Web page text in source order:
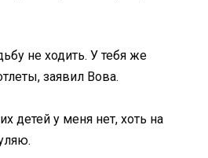
не ходить. У тебя же
заявил Вова.
детей у меня нет, хоть на